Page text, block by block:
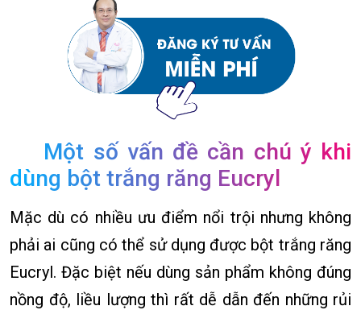
Một số vấn đề cần chú ý khi
dùng bột trắng răng Eucryl
Mặc dù có nhiều ưu điểm nổi trội nhưng không
phải ai cũng có thể sử dụng được bột trắng răng
Eucryl. Đặc biệt nếu dùng sản phẩm không đúng
nồng độ, liều lượng thì rất dễ dẫn đến những rủi